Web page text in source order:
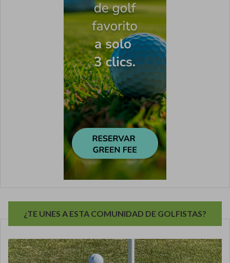
¿TE UNES A ESTA COMUNIDAD DE GOLFISTAS?